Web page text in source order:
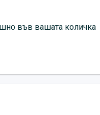
във вашата количка